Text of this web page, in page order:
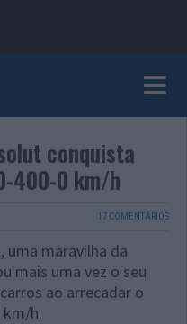
conquista
400-0 km/h
17 COMENTÁRIOS
uma maravilha da
mais uma vez o seu
ao arrecadar o
h.